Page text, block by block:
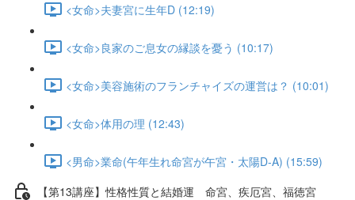
<女命>夫妻宮に生年D (12:19)
<女命>良家のご息女の縁談を憂う (10:17)
<女命>美容施術のフランチャイズの運営は？ (10:01)
<女命>体用の理 (12:43)
<男命>業命(午年生れ命宮が午宮・太陽D-A) (15:59)
【第13講座】性格性質と結婚運 命宮、疾厄宮、福徳宮